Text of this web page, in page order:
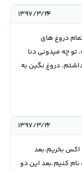
۱۳۹۷/۳/۲۴
دروغ های
تو چه میدونی دنا
نداشتم. دروغ نگین به
۱۳۹۷/۳/۲۲
بخریم.بعد
کنیم.بعد این دو